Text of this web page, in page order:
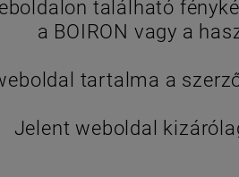
található
a BOIRON vagy a
tartalma a
Jelent weboldal